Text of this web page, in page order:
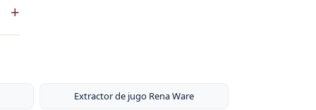
+
Extractor de jugo Rena Ware